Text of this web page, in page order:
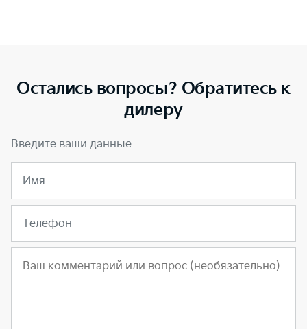
Остались вопросы? Обратитесь к
дилеру
Введите ваши данные
Имя
Телефон